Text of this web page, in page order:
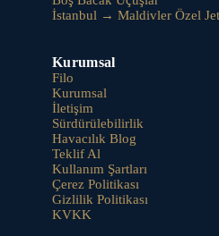
İstanbul → Maldivler Özel
Kurumsal
Filo
Kurumsal
İletişim
Sürdürülebilirlik
Havacılık Blog
Teklif Al
Kullanım Şartları
Çerez Politikası
Gizlilik Politikası
KVKK